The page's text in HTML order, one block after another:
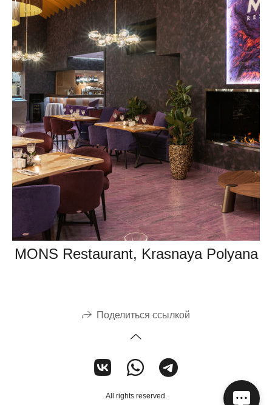
MONS Restaurant, Krasnaya Polyana
Поделиться ссылкой
All rights reserved.